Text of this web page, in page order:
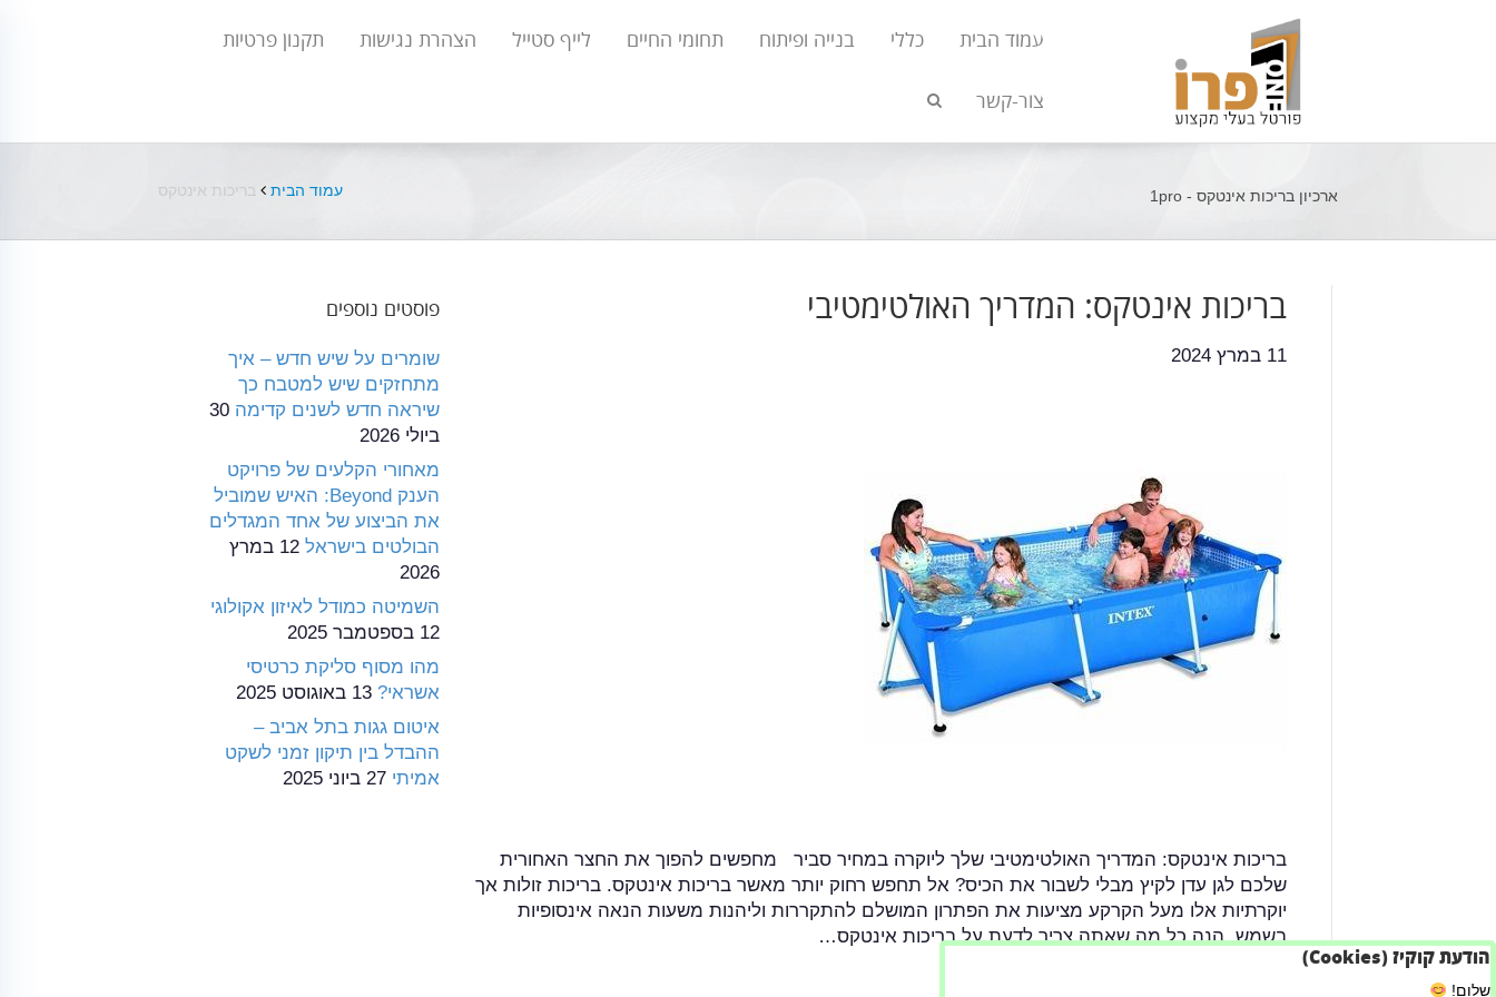
עמוד הבית כללי בנייה ופיתוח תחומי החיים לייף סטייל הצהרת נגישות תקנון פרטיות
צור-קשר
ארכיון בריכות אינטקס - 1pro עמוד הבית בריכות אינטקס
בריכות אינטקס: המדריך האולטימטיבי
11 במרץ 2024
בריכות אינטקס: המדריך האולטימטיבי שלך ליוקרה במחיר סביר מחפשים להפוך את החצר האחורית
שלכם לגן עדן לקיץ מבלי לשבור את הכיס? אל תחפש רחוק יותר מאשר בריכות אינטקס. בריכות זולות אך
יוקרתיות אלו מעל הקרקע מציעות את הפתרון המושלם להתקררות וליהנות משעות הנאה אינסופיות
בשמש. הנה כל מה שאתה צריך לדעת על בריכות אינטקס…
פוסטים נוספים
שומרים על שיש חדש – איך
מתחזקים שיש למטבח כך
שיראה חדש לשנים קדימה 30
ביולי 2026
מאחורי הקלעים של פרויקט
הענק Beyond: האיש שמוביל
את הביצוע של אחד המגדלים
הבולטים בישראל
12 במרץ
2026
השמיטה כמודל לאיזון אקולוגי
12 בספטמבר 2025
מהו מסוף סליקת כרטיסי
אשראי? 13 באוגוסט 2025
איטום גגות בתל אביב –
ההבדל בין תיקון זמני לשקט
אמיתי 27 ביוני 2025
הודעת קוקיז (Cookies)
שלום!